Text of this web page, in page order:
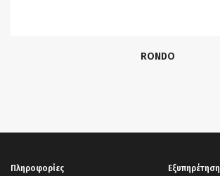
RONDO
Πληροφορίες Εξυπηρέτηση